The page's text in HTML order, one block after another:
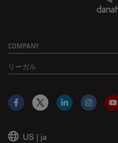
COMPANY
リーガル
US | ja
Facebook
X LinkedIn